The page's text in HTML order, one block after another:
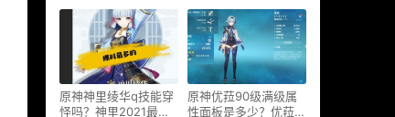
原神神里绫华q技能穿
怪吗？神里2021最新
原神优菈90级满级属
性面板是多少？优菈大